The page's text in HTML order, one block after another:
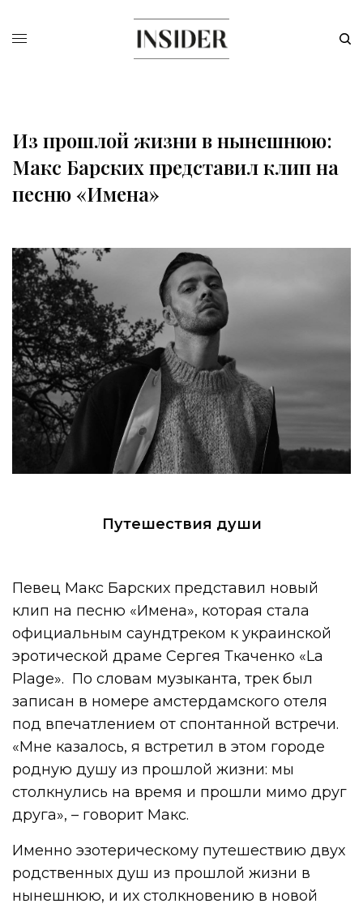
Из прошлой жизни в нынешнюю:
Макс Барских представил клип на
песню «Имена»
Путешествия души
Певец Макс Барских представил новый
клип на песню «Имена», которая стала
официальным саундтреком к украинской
эротической драме Сергея Ткаченко «La
Plage». По словам музыканта, трек был
записан в номере амстердамского отеля
под впечатлением от спонтанной встречи.
«Мне казалось, я встретил в этом городе
родную душу из прошлой жизни: мы
столкнулись на время и прошли мимо друг
друга», – говорит Макс.
Именно эзотерическому путешествию двух
родственных душ из прошлой жизни в
нынешнюю, и их столкновению в новой